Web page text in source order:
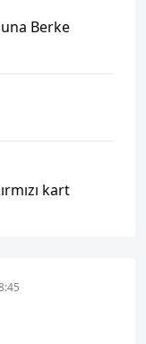
Berke
kart